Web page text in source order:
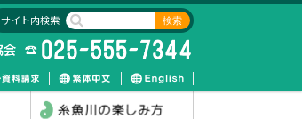
サイト内検索